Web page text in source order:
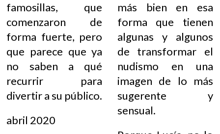
famosillas, que
comenzaron de
forma fuerte, pero
que parece que ya
no saben a qué
recurrir para
divertir a su público.
abril 2020
más bien en esa
forma que tienen
algunas y algunos
de transformar el
nudismo en una
imagen de lo más
sugerente y
sensual.